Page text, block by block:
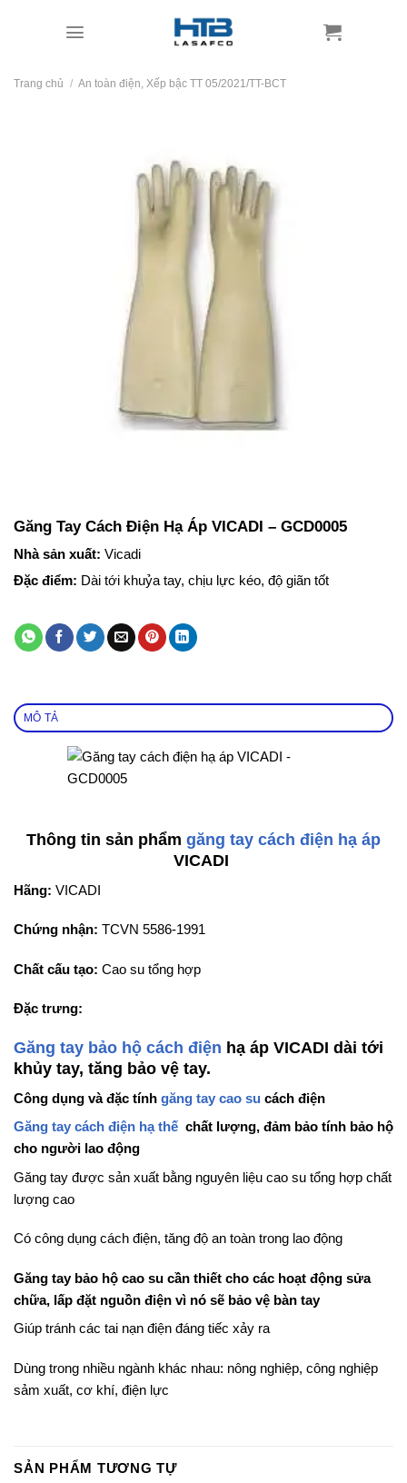
Trang chủ / An toàn điện, Xếp bậc TT 05/2021/TT-BCT
Găng Tay Cách Điện Hạ Áp VICADI – GCD0005
Nhà sản xuất: Vicadi
Đặc điểm: Dài tới khuỷa tay, chịu lực kéo, độ giãn tốt
MÔ TẢ
Thông tin sản phẩm găng tay cách điện hạ áp
VICADI
Hãng: VICADI
Chứng nhận: TCVN 5586-1991
Chất cấu tạo: Cao su tổng hợp
Đặc trưng:
Găng tay bảo hộ cách điện hạ áp VICADI dài tới
khủy tay, tăng bảo vệ tay.
Công dụng và đặc tính găng tay cao su cách điện
Găng tay cách điện hạ thế chất lượng, đảm bảo tính bảo hộ
cho người lao động
Găng tay được sản xuất bằng nguyên liệu cao su tổng hợp chất
lượng cao
Có công dụng cách điện, tăng độ an toàn trong lao động
Găng tay bảo hộ cao su cần thiết cho các hoạt động sửa
chữa, lấp đặt nguồn điện vì nó sẽ bảo vệ bàn tay
Giúp tránh các tai nạn điện đáng tiếc xảy ra
Dùng trong nhiều ngành khác nhau: nông nghiệp, công nghiệp
sảm xuất, cơ khí, điện lực
SẢN PHẨM TƯƠNG TỰ